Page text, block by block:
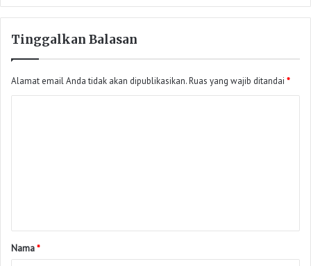
Tinggalkan Balasan
Alamat email Anda tidak akan dipublikasikan.Ruas yang wajib ditandai *
Nama*